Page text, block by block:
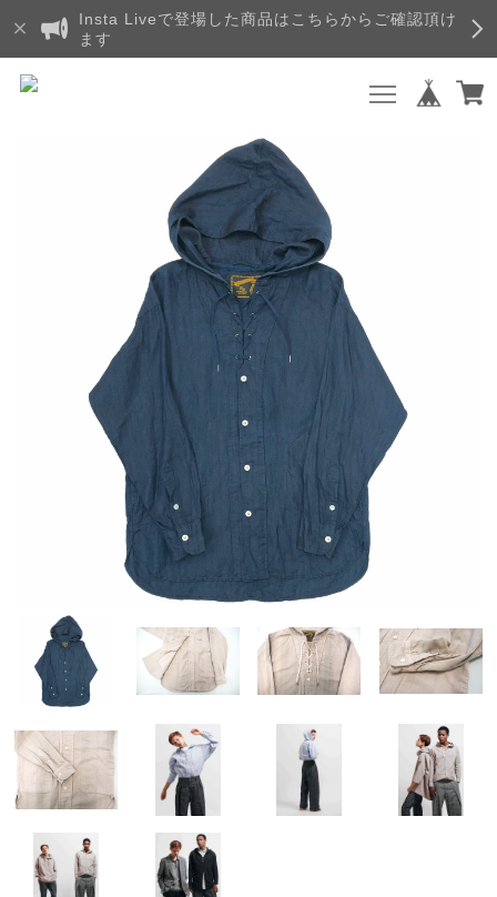
Insta Liveで登場した商品はこちらからご確認頂け
ます